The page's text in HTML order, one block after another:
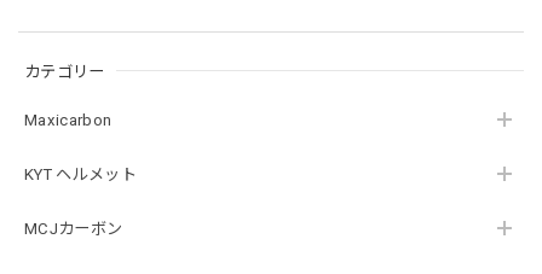
カテゴリー
Maxicarbon
KYT ヘルメット
MCJカーボン